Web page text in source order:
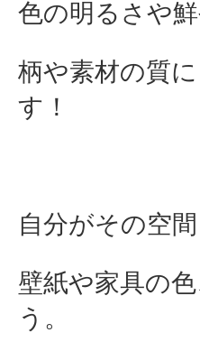
色の明るさや鮮
柄や素材の質
す！
自分がその空
壁紙や家具の
う。